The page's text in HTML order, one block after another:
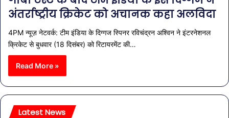
अंतर्राष्ट्रीय क्रिकेट को अचानक कहा अलविदा
4PM न्यूज़ नेटवर्क: टीम इंडिया के दिग्गज स्पिनर रविचंद्रन अश्विन ने इंटरनेशनल
क्रिकेट से बुधवार (18 दिसंबर) को रिटायरमेंट की…
Read More »
Latest News